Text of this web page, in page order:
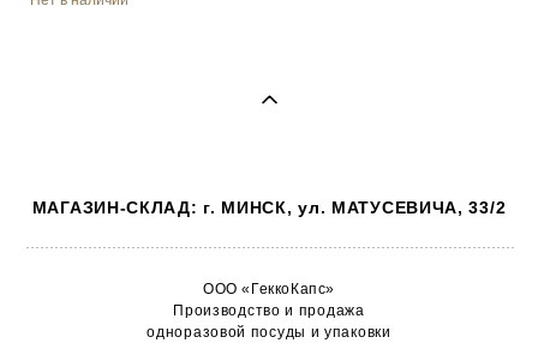
МАГАЗИН-СКЛАД: г. МИНСК, ул. МАТУСЕВИЧА, 33/2
ООО «ГеккоКапс»
Производство и продажа
одноразовой посуды и упаковки